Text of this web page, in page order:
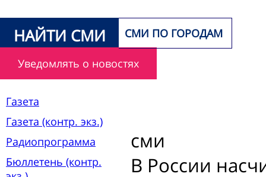
НАЙТИ СМИ СМИ ПО ГОРОДАМ
Уведомлять о новостях
Газета
Газета (контр. экз.)
Радиопрограмма
Бюллетень (контр.
сми
В России